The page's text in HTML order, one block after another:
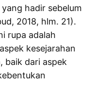
hadir sebelum
2018, hlm. 21).
rupa adalah
kesejarahan
baik dari aspek